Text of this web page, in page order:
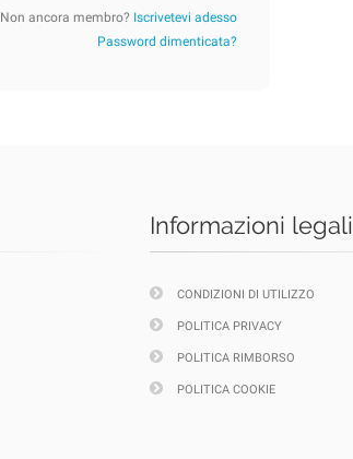
Non ancora membro? Iscrivetevi adesso
Password dimenticata?
Informazioni legali
CONDIZIONI DI UTILIZZO
POLITICA PRIVACY
POLITICA RIMBORSO
POLITICA COOKIE